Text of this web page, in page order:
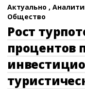
Актуально ,
Общество
Рост
процентов